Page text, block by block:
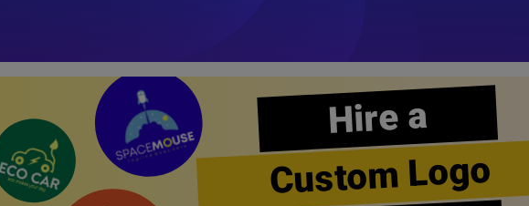
Hire a
Custom Logo